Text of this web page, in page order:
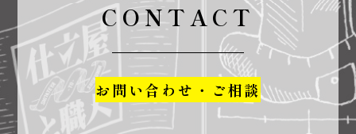
CONTACT
お問い合わせ・ご相談